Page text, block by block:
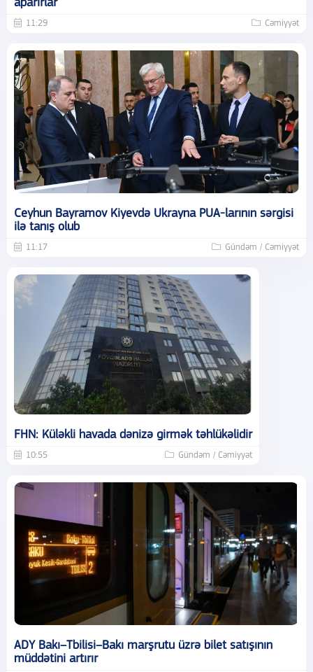
aparırlar
11:29 Cəmiyyət
Ceyhun Bayramov Kiyevdə Ukrayna PUA-larının sərgisi
ilə tanış olub
11:17 Gündəm / Cəmiyyət
FHN: Küləkli havada dənizə girmək təhlükəlidir
10:55 Gündəm / Cəmiyyət
ADY Bakı–Tbilisi–Bakı marşrutu üzrə bilet satışının
müddətini artırır